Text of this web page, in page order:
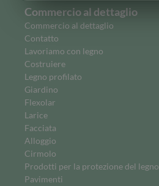
Commercio al dettaglio
Commercio al dettaglio
Contatto
Lavoriamo con legno
Costruiere
Legno profilato
Giardino
Flexolar
Larice
Facciata
Alloggio
Cirmolo
Prodotti per la protezione del legno
Pavimenti